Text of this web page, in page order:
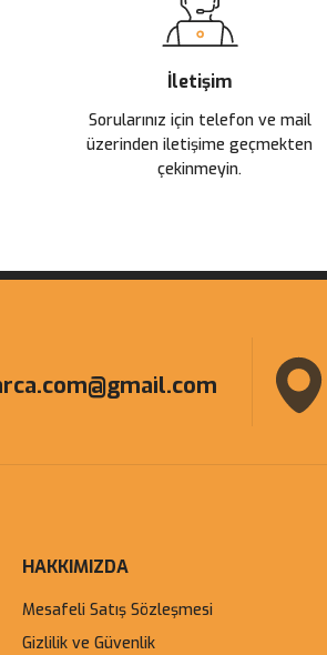
İletişim
Sorularınız için telefon ve mail
üzerinden iletişime geçmekten
çekinmeyin.
HAKKIMIZDA
Mesafeli Satış Sözleşmesi
Gizlilik ve Güvenlik